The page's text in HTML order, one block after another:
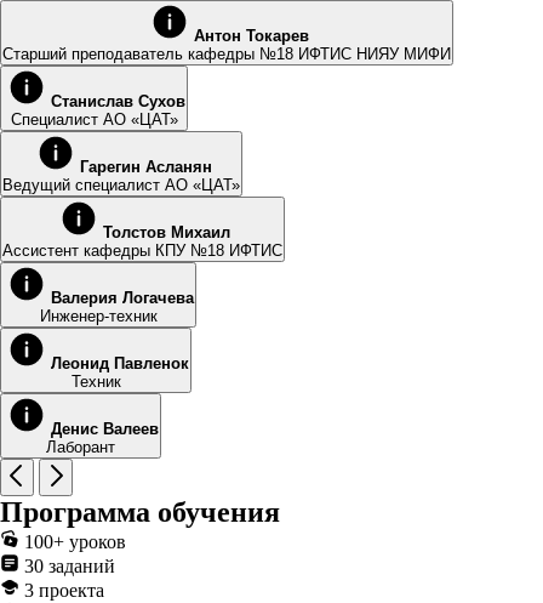
Антон Токарев
Старший преподаватель кафедры №18 ИФТИС НИЯУ МИФИ
Станислав Сухов
Специалист АО «ЦАТ»
Гарегин Асланян
Ведущий специалист АО «ЦАТ»
Толстов Михаил
Ассистент кафедры КПУ №18 ИФТИС
Валерия Логачева
Инженер-техник
Леонид Павленок
Техник
Денис Валеев
Лаборант
Программа обучения
100+ уроков
30 заданий
3 проекта